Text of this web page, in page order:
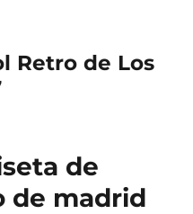
Retro de Los
de
de madrid